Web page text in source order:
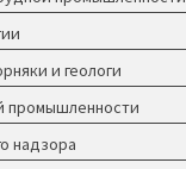
и геологи
промышленности
надзора